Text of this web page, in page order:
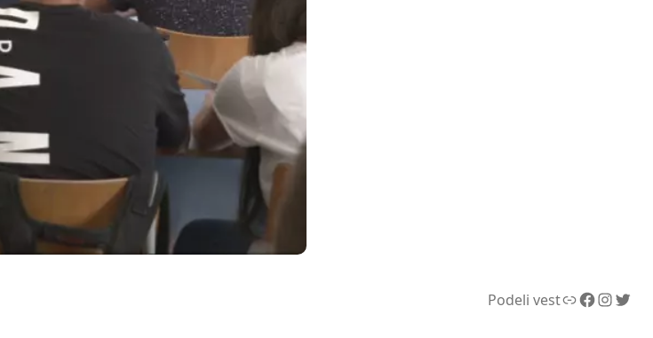
Podeli vestLink Facebook InstagramTwitter